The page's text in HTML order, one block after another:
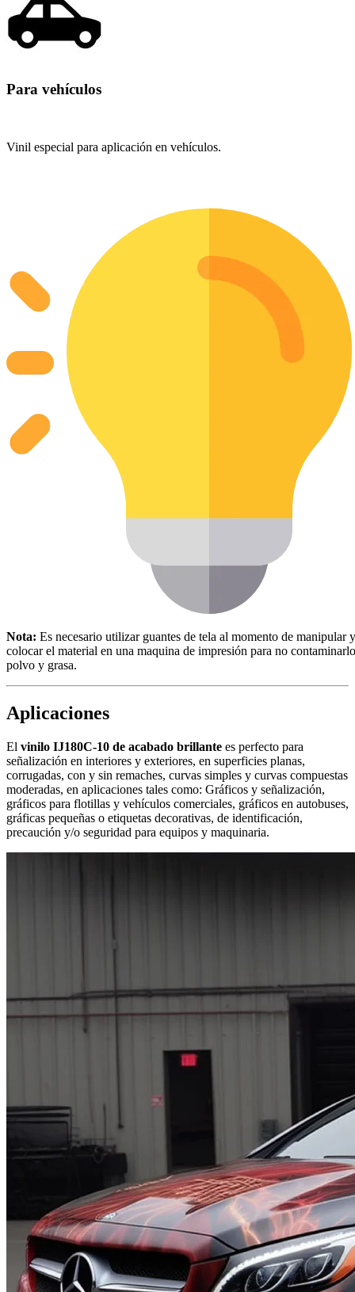
Para vehículos
Vinil especial para aplicación en vehículos.
Nota: Es necesario utilizar guantes de tela al momento de manipular
colocar el material en una maquina de impresión para no
polvo y grasa.
Aplicaciones
El vinilo IJ180C-10 de acabado brillante es perfecto para
señalización en interiores y exteriores, en superficies planas,
corrugadas, con y sin remaches, curvas simples y curvas compuestas
moderadas, en aplicaciones tales como: Gráficos y señalización,
gráficos para flotillas y vehículos comerciales, gráficos en autobuses,
gráficas pequeñas o etiquetas decorativas, de identificación,
precaución y/o seguridad para equipos y maquinaria.